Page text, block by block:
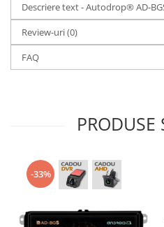
Descriere text - Autodrop® AD-
Review-uri(0)
FAQ
PRODUSE
-33%